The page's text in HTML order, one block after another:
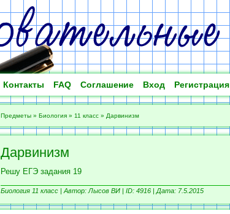
Контакты FAQ Соглашение Вход Регистрация
Предметы » Биология » 11 класс » Дарвинизм
Дарвинизм
Решу ЕГЭ задания 19
Биология 11 класс | Автор: Лысов ВИ | ID: 4916 | Дата: 7.5.2015